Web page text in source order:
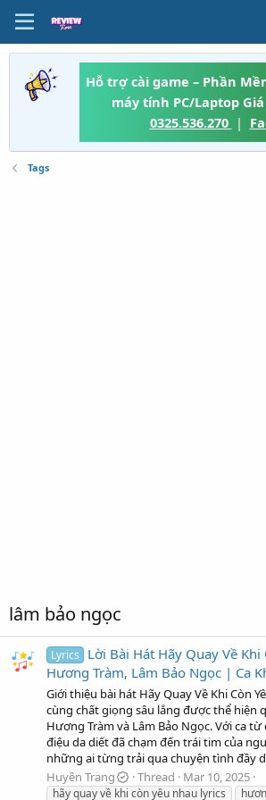
Hỗ trợ cài game – Phần
máy tính PC/Laptop
0325.536.270 |
Tags
lâm bảo ngọc
Lyrics
Lời Bài Hát Hãy Quay Về Khi
Hương Tràm, Lâm Bảo Ngọc | Ca
Giới thiệu bài hát Hãy Quay Về Khi Còn
cùng chất giọng sâu lắng được thể hiện
Hương Tràm và Lâm Bảo Ngọc. Với ca
điệu da diết đã chạm đến trái tim của
những ai từng trải qua chuyện tình đầy
Huyền Trang
Thread Mar 10, 2025
hãy quay về khi còn yêu nhau lyrics